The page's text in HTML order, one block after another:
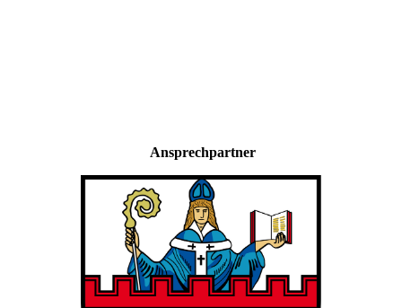
Ansprechpartner